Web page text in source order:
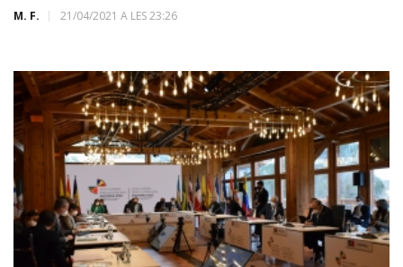
M. F. 21/04/2021 A LES 23:26